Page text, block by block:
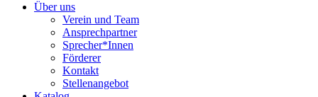
Über uns
Verein und Team
Ansprechpartner
Sprecher*Innen
Förderer
Kontakt
Stellenangebot